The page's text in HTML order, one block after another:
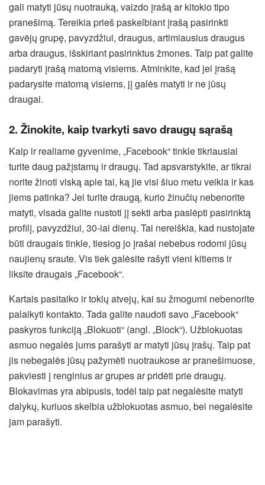
gali matyti jūsų nuotrauką, vaizdo įrašą ar kitokio tipo
pranešimą. Tereikia prieš paskelbiant įrašą pasirinkti
gavėjų grupę, pavyzdžiui, draugus, artimiausius draugus
arba draugus, išskiriant pasirinktus žmones. Taip pat galite
padaryti įrašą matomą visiems. Atminkite, kad jei įrašą
padarysite matomą visiems, jį galės matyti ir ne jūsų
draugai.
2. Žinokite, kaip tvarkyti savo draugų sąrašą
Kaip ir realiame gyvenime, „Facebook“ tinkle tikriausiai
turite daug pažįstamų ir draugų. Tad apsvarstykite, ar tikrai
norite žinoti viską apie tai, ką jie visi šiuo metu veikia ir kas
jiems patinka? Jei turite draugą, kurio žinučių nebenorite
matyti, visada galite nustoti jį sekti arba paslėpti pasirinktą
profilį, pavyzdžiui, 30-iai dienų. Tai nereiškia, kad nustojate
būti draugais tinkle, tiesiog jo įrašai nebebus rodomi jūsų
naujienų sraute. Vis tiek galėsite rašyti vieni kitiems ir
liksite draugais „Facebook“.
Kartais pasitaiko ir tokių atvejų, kai su žmogumi nebenorite
palaikyti kontakto. Tada galite naudoti savo „Facebook“
paskyros funkciją „Blokuoti“ (angl. „Block“). Užblokuotas
asmuo negalės jums parašyti ar matyti jūsų įrašų. Taip pat
jis nebegalės jūsų pažymėti nuotraukose ar pranešimuose,
pakviesti į renginius ar grupes ar pridėti prie draugų.
Blokavimas yra abipusis, todėl taip pat negalėsite matyti
dalykų, kuriuos skelbia užblokuotas asmuo, bei negalėsite
jam parašyti.